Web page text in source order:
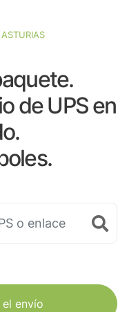
ASTURIAS
de UPS en
envío